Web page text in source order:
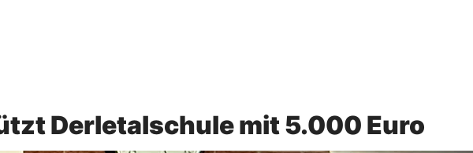
Derletalschule mit 5.000 Euro